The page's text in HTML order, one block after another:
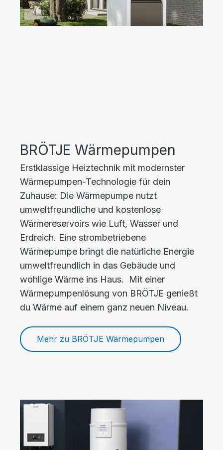
BRÖTJE Wärmepumpen
Erstklassige Heiztechnik mit modernster
Wärmepumpen-Technologie für dein
Zuhause: Die Wärmepumpe nutzt
umweltfreundliche und kostenlose
Wärmereservoirs wie Luft, Wasser und
Erdreich. Eine strombetriebene
Wärmepumpe bringt die natürliche Energie
umweltfreundlich in das Gebäude und
wohlige Wärme ins Haus. Mit einer
Wärmepumpenlösung von BRÖTJE genießt
du Wärme auf einem ganz neuen Niveau.
Mehr zu BRÖTJE Wärmepumpen